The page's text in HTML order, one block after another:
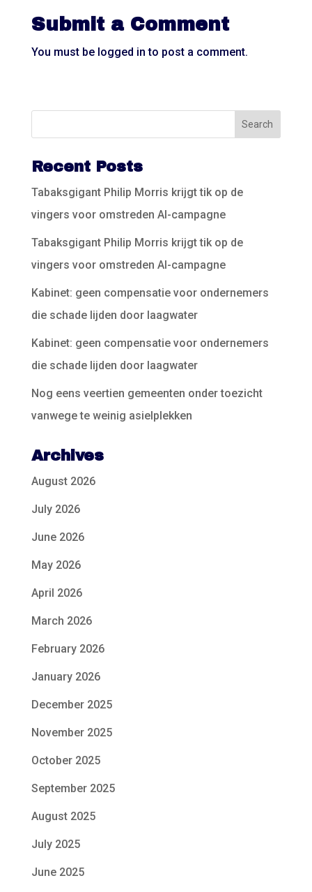
Submit a Comment
You must be logged in to post a comment.
Recent Posts
Tabaksgigant Philip Morris krijgt tik op de
vingers voor omstreden AI-campagne
Tabaksgigant Philip Morris krijgt tik op de
vingers voor omstreden AI-campagne
Kabinet: geen compensatie voor ondernemers
die schade lijden door laagwater
Kabinet: geen compensatie voor ondernemers
die schade lijden door laagwater
Nog eens veertien gemeenten onder toezicht
vanwege te weinig asielplekken
Archives
August 2026
July 2026
June 2026
May 2026
April 2026
March 2026
February 2026
January 2026
December 2025
November 2025
October 2025
September 2025
August 2025
July 2025
June 2025